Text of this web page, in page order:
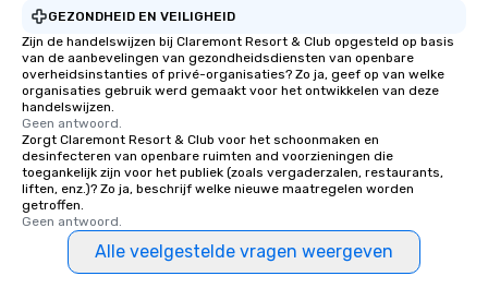
GEZONDHEID EN VEILIGHEID
Zijn de handelswijzen bij Claremont Resort & Club opgesteld op basis
van de aanbevelingen van gezondheidsdiensten van openbare
overheidsinstanties of privé-organisaties? Zo ja, geef op van welke
organisaties gebruik werd gemaakt voor het ontwikkelen van deze
handelswijzen.
Geen antwoord.
Zorgt Claremont Resort & Club voor het schoonmaken en
desinfecteren van openbare ruimten and voorzieningen die
toegankelijk zijn voor het publiek (zoals vergaderzalen, restaurants,
liften, enz.)? Zo ja, beschrijf welke nieuwe maatregelen worden
getroffen.
Geen antwoord.
Alle veelgestelde vragen weergeven